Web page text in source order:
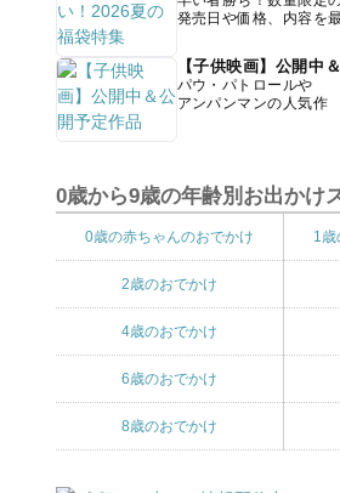
発売日や価格、内容を
【子供映画】公開中
パウ・パトロールや
アンパンマンの人気作
0歳から9歳の年齢別お出かけ
0歳の赤ちゃんのおでかけ 1歳
2歳のおでかけ
4歳のおでかけ
6歳のおでかけ
8歳のおでかけ